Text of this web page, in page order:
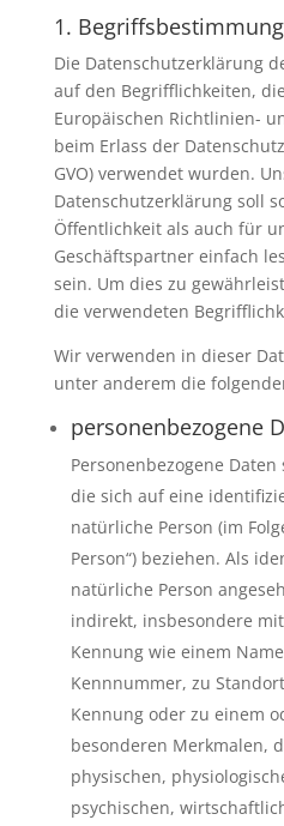
1.
Die Datenschutzerklärung
auf den Begrifflichkeiten,
Europäischen Richtlinien-
beim Erlass der
GVO) verwendet wurden.
Datenschutzerklärung soll
Öffentlichkeit als auch für
Geschäftspartner einfach
sein. Um dies zu
die verwendeten
Wir verwenden in dieser
unter anderem die
personenbezogene
Personenbezogene
die sich auf eine
natürliche Person (im
Person“) beziehen. Als
natürliche Person
indirekt, insbesondere
Kennung wie einem
Kennnummer, zu
Kennung oder zu einem
besonderen Merkmalen,
physischen,
psychischen,